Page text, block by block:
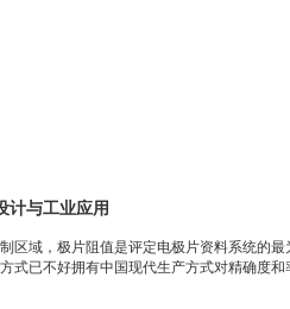
计与工业应用
区域，极片阻值是评定电极片资料系统的
式已不好拥有中国现代生产方式对精确度